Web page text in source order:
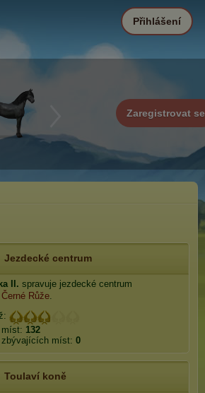
Zaregistrovat se
Přihlášení
Jezdecké centrum
II. spravuje jezdecké centrum
Černé Růže.
míst: 132
zbývajících míst: 0
Toulaví koně